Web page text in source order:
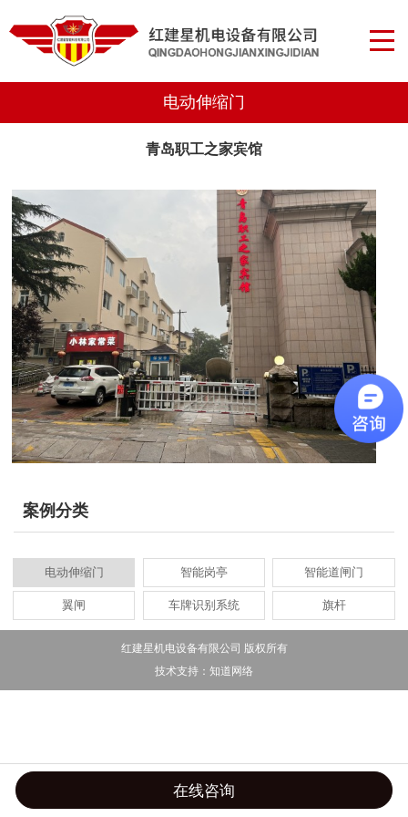
电动伸缩门
青岛职工之家宾馆
案例分类
电动伸缩门 智能岗亭 智能道闸门
翼闸 车牌识别系统 旗杆
红建星机电设备有限公司 版权所有
技术支持： 知道网络
在线咨询